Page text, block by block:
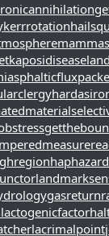
kerrrotation
kaposidisease
gasreturn
lactogenicfactor
lacrimalpoint